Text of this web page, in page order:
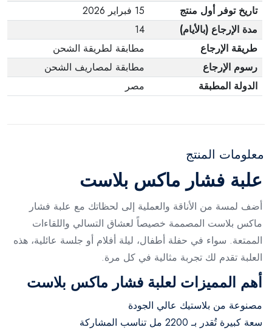
تاريخ توفر أول منتج
15 فبراير 2026
مدة الإرجاع (بالأيام)
14
طريقة الإرجاع
مطابقة لطريقة الشحن
رسوم الإرجاع
مطابقة لمصاريف الشحن
الدولة المطبقة
مصر
معلومات المنتج
علبة فشار ماكس بلاست
أضف لمسة من الأناقة والعملية إلى لحظاتك مع علبة فشار
ماكس بلاست المصممة خصيصاً لعشاق التسالي واللقاءات
الممتعة. سواء في حفلة أطفال، ليلة أفلام أو جلسة عائلية، هذه
العلبة تقدم لك تجربة مثالية في كل مرة.
أهم المميزات لعلبة فشار ماكس بلاست
مصنوعة من بلاستيك عالي الجودة
سعة كبيرة تُقدر بـ 2200 مل تناسب المشاركة